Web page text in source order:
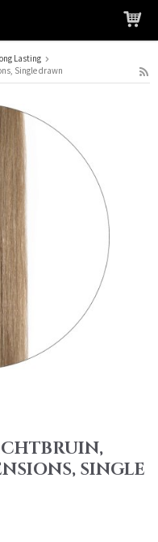
geplaatst
Lasting
Single drawn
SINGLE